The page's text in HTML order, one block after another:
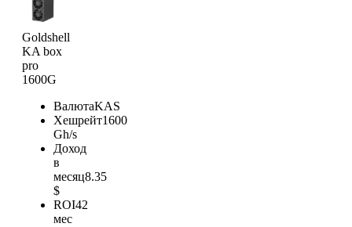
Goldshell
KA box
pro
1600G
ВалютаKAS
Хешрейт1600
Gh/s
Доход
в
месяц8.35
$
ROI42
мес